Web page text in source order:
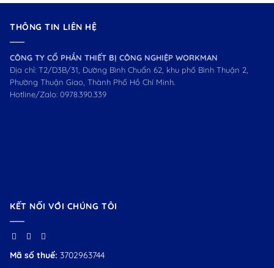
THÔNG TIN LIÊN HỆ
CÔNG TY CỔ PHẦN THIẾT BỊ CÔNG NGHIỆP WORKMAN
Địa chỉ: T2/D3B/31, Đường Bình Chuẩn 62, khu phố Bình Thuận 2,
Phường Thuận Giao, Thành Phố Hồ Chí Minh.
Hotline/Zalo: 0978.390.339
KẾT NỐI VỚI CHÚNG TÔI
Mã số thuế: 3702963744